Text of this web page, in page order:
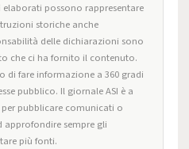
elaborati possono rappresentare
storiche anche
delle dichiarazioni sono
che ci ha fornito il contenuto.
di fare informazione a 360 gradi
pubblico. Il giornale ASI è a
pubblicare comunicati o
sempre gli
più fonti.